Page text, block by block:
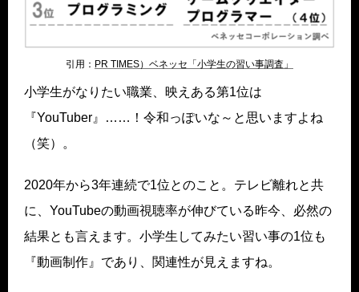
引用： PR TIMES）ベネッセ「小学生の習い事調査」
小学生がなりたい職業、映えある第1位は
『YouTuber』……！令和っぽいな～と思いますよね
（笑）。
2020年から3年連続で1位とのこと。テレビ離れと共
に、YouTubeの動画視聴率が伸びている昨今、必然の
結果とも言えます。小学生してみたい習い事の1位も
『動画制作』であり、関連性が見えますね。